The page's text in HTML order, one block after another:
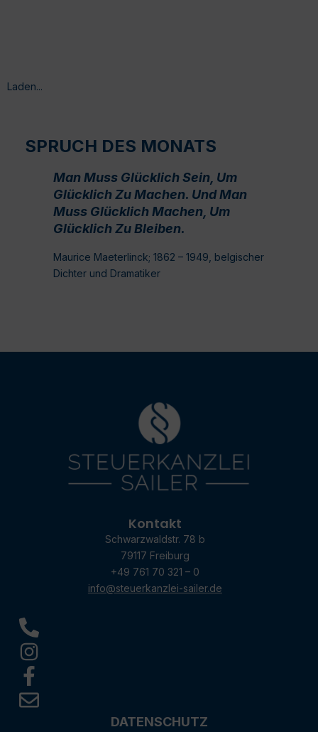
Laden...
SPRUCH DES MONATS
Man Muss Glücklich Sein, Um
Glücklich Zu Machen. Und Man
Muss Glücklich Machen, Um
Glücklich Zu Bleiben.
Maurice Maeterlinck; 1862 – 1949, belgischer
Dichter und Dramatiker
Kontakt
Schwarzwaldstr. 78 b
79117 Freiburg
+49 761 70 321 – 0
info@steuerkanzlei-sailer.de
DATENSCHUTZ